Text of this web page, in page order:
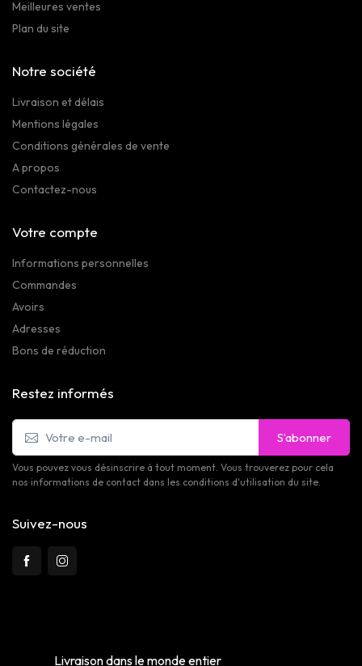
Meilleures ventes
Plan du site
Notre société
Livraison et délais
Mentions légales
Conditions générales de vente
A propos
Contactez-nous
Votre compte
Informations personnelles
Commandes
Avoirs
Adresses
Bons de réduction
Restez informés
S’abonner
Vous pouvez vous désinscrire à tout moment. Vous trouverez pour cela
nos informations de contact dans les conditions d'utilisation du site.
Suivez-nous
Livraison dans le monde entier